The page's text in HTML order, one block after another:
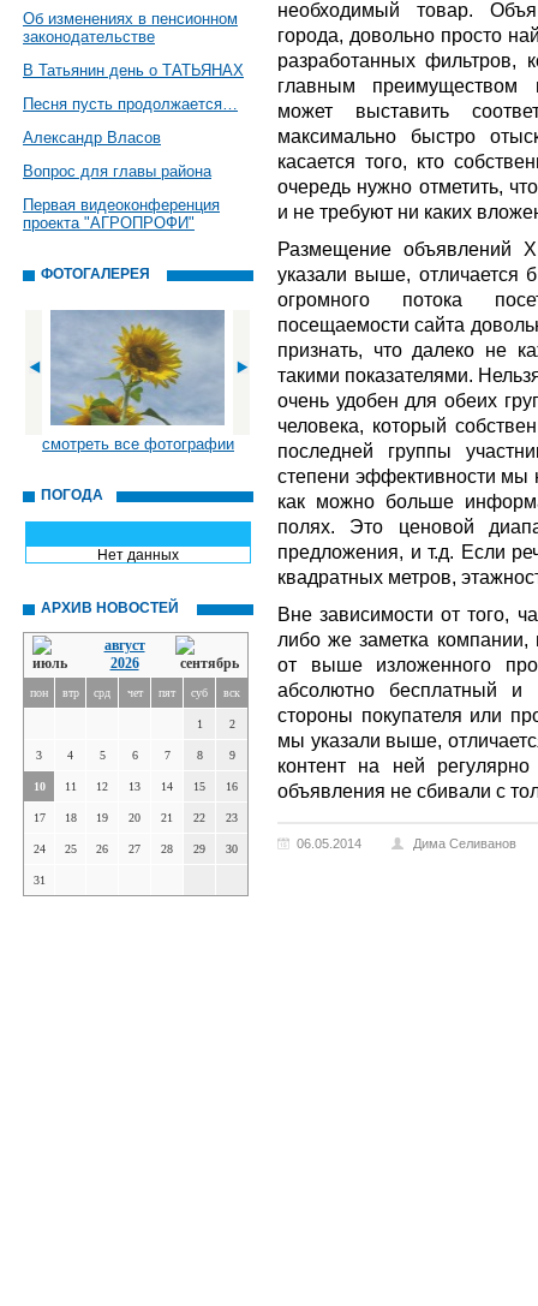
Об изменениях в пенсионном
законодательстве
В Татьянин день о ТАТЬЯНАХ
Песня пусть продолжается…
Александр Власов
Вопрос для главы района
Первая видеоконференция
проекта "АГРОПРОФИ"
ФОТОГАЛЕРЕЯ
смотреть все фотографии
ПОГОДА
Нет данных
АРХИВ НОВОСТЕЙ
август
2026
пон втр срд чет пят суб вск
1 2
3 4 5 6 7 8 9
10 11 12 13 14 15 16
17 18 19 20 21 22 23
24 25 26 27 28 29 30
31
необходимый товар.
города, довольно просто
разработанных фильтров,
главным
может выставить
максимально быстро
касается того, кто
очередь нужно отметить,
и не требуют ни каких
Размещение объявлений
указали выше, отличается
огромного потока
посещаемости сайта
признать, что далеко не
такими показателями.
очень удобен для обеих
человека, который
последней группы
степени эффективности мы
как можно больше
полях. Это ценовой
предложения, и т.д. Если
квадратных метров,
Вне зависимости от того,
либо же заметка
от выше изложенного
абсолютно бесплатный
стороны покупателя или
мы указали выше,
контент на ней
объявления не сбивали с
06.05.2014 Дима Селиванов